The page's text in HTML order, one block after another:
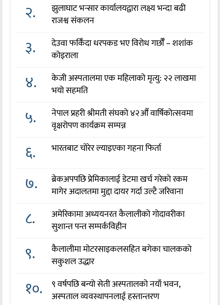
२.
झुलाघाट भन्सार कार्यालयद्वारा लक्ष्य भन्दा बढी
राजश्व संकलन
३.
देउवा फर्किँदा धरपकड भए विरोध गर्छौँं – शशांक
कोइराला
४.
केजी अस्पतालमा एक महिलाको मृत्यु: २२ लाखमा
भयो सहमति
५.
नेपाल प्रहरी श्रीमती संघको ४२औँ वार्षिकोत्सवमा
वृक्षरोपण कार्यक्रम सम्पन्न
६. भारतबाट चोरेर ल्याइएका गहना फिर्ता
७.
ब्रेकअपपछि प्रेमिकालाई डेटमा खर्च गरेको रकम
मागेर अदालतमा मुद्दा दायर गर्दा उल्टै जरिवाना
८.
अमेरिकामा अध्ययनरत कैलालीको गोदावरीका
सुशान्त पन्त सम्पर्कविहीन
९.
कैलालीमा मोटरसाइकलसहित बगेका चालकको
सकुशल उद्धार
१०.
९ वर्षपछि बन्यो सेती अस्पतालको नयाँ भवन,
अस्पताल व्यवस्थापनलाई हस्तान्तरण